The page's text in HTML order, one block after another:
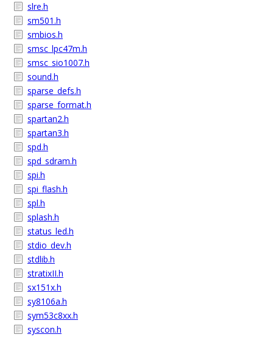
slre.h
sm501.h
smbios.h
smsc_lpc47m.h
smsc_sio1007.h
sound.h
sparse_defs.h
sparse_format.h
spartan2.h
spartan3.h
spd.h
spd_sdram.h
spi.h
spi_flash.h
spl.h
splash.h
status_led.h
stdio_dev.h
stdlib.h
stratixII.h
sx151x.h
sy8106a.h
sym53c8xx.h
syscon.h